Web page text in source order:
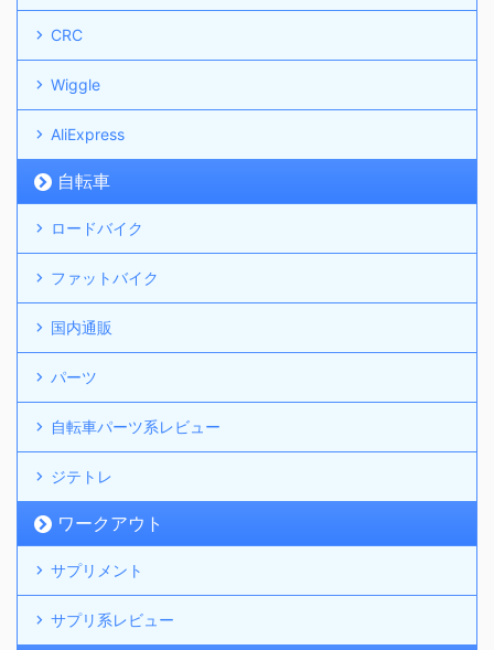
CRC
Wiggle
AliExpress
自転車
ロードバイク
ファットバイク
国内通販
パーツ
自転車パーツ系レビュー
ジテトレ
ワークアウト
サプリメント
サプリ系レビュー